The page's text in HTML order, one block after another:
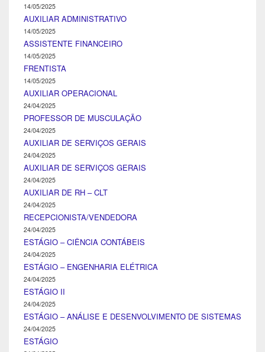
14/05/2025
AUXILIAR ADMINISTRATIVO
14/05/2025
ASSISTENTE FINANCEIRO
14/05/2025
FRENTISTA
14/05/2025
AUXILIAR OPERACIONAL
24/04/2025
PROFESSOR DE MUSCULAÇÃO
24/04/2025
AUXILIAR DE SERVIÇOS GERAIS
24/04/2025
AUXILIAR DE SERVIÇOS GERAIS
24/04/2025
AUXILIAR DE RH – CLT
24/04/2025
RECEPCIONISTA/VENDEDORA
24/04/2025
ESTÁGIO – CIÊNCIA CONTÁBEIS
24/04/2025
ESTÁGIO – ENGENHARIA ELÉTRICA
24/04/2025
ESTÁGIO II
24/04/2025
ESTÁGIO – ANÁLISE E DESENVOLVIMENTO DE SISTEMAS
24/04/2025
ESTÁGIO